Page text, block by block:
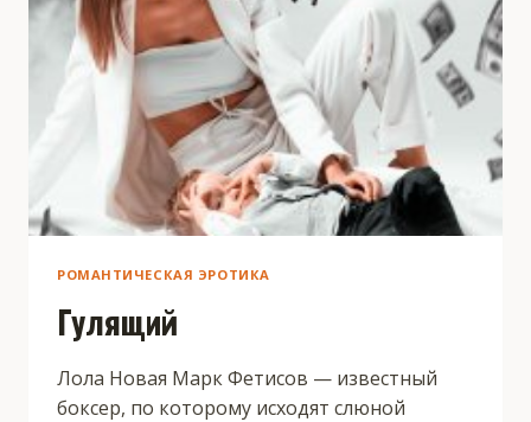
РОМАНТИЧЕСКАЯ ЭРОТИКА
Гулящий
Лола Новая Марк Фетисов — известный
боксер, по которому исходят слюной